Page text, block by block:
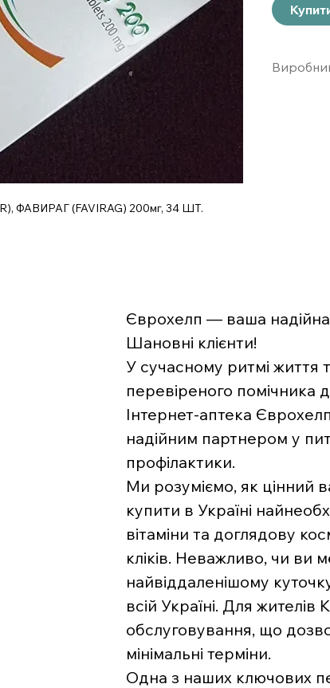
ФАВИРАГ (FAVIRAG) 200мг, 34 ШТ.
Єврохелп — ваша надійна
Шановні клієнти!
У сучасному ритмі життя
перевіреного помічника
Інтернет-аптека
надійним партнером у
профілактики.
Ми розуміємо, як цінний
купити в Україні
вітаміни та доглядову
кліків. Неважливо, чи ви
найвіддаленішому
всій Україні. Для
обслуговування, що
мінімальні терміни.
Одна з наших ключових